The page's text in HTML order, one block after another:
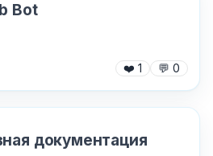
Bot
❤️ 1 💬 0
документация